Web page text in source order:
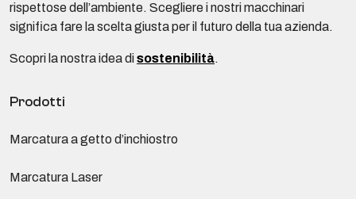
rispettose dell’ambiente. Scegliere i nostri macchinari
significa fare la scelta giusta per il futuro della tua azienda.
Scopri la nostra idea disostenibilità.
Prodotti
Marcatura a getto d’inchiostro
Marcatura Laser